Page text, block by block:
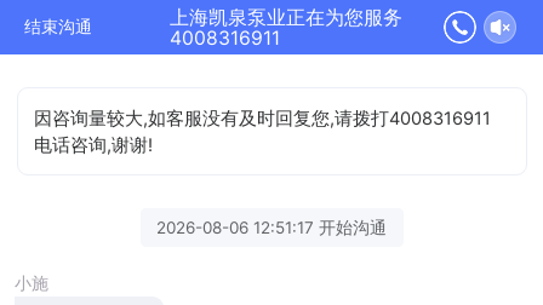
结束沟通
上海凯泉泵业正在为您服务
4008316911
因咨询量较大,如客服没有及时回复您,请拨打4008316911
电话咨询,谢谢!
2026-08-06 12:51:17 开始沟通
小施